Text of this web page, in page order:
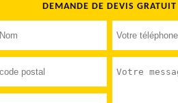
DEMANDE DE DEVIS GRATUIT